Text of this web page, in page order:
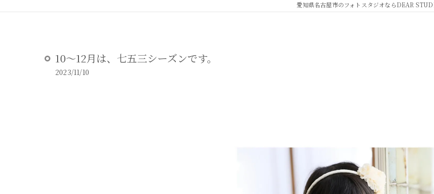
愛知県名古屋市のフォトスタジオならDEAR
10～12月は、七五三シーズンです。
2023/11/10